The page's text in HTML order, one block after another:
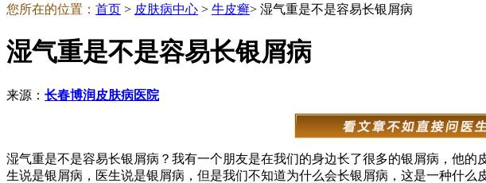
您所在的位置： 首页 > 皮肤病中心 > 牛皮癣> 湿气重是不是容易长银屑病
湿气重是不是容易长银屑病
来源： 长春博润皮肤病医院
湿气重是不是容易长银屑病？我有一个朋友是在我们的身边长了很多的银屑病，他
生说是银屑病，医生说是银屑病，但是我们不知道为什么会长银屑病，这是一种什么